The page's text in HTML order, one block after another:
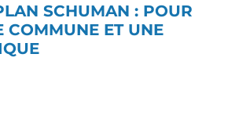
SCHUMAN : POUR
COMMUNE ET UNE